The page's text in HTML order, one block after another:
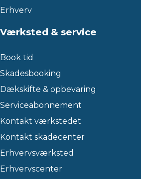
Erhverv
Værksted & service
Book tid
Skadesbooking
Dækskifte & opbevaring
Serviceabonnement
Kontakt værkstedet
Kontakt skadecenter
Erhvervsværksted
Erhvervscenter